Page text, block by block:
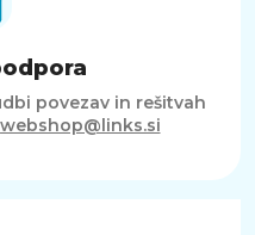
povezav in rešitvah
webshop@links.si